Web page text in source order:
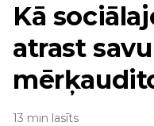
Kā
atrast savu
13 min lasīts